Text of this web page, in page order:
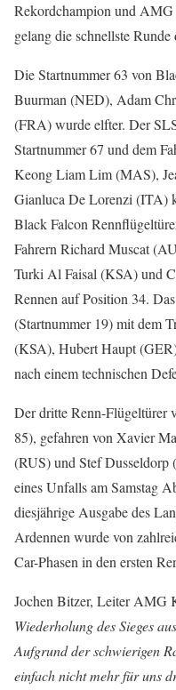
Rekordchampion und
gelang die schnellste Runde
Die Startnummer 63 von
Buurman (NED), Adam
(FRA) wurde elfter. Der
Startnummer 67 und dem
Keong Liam Lim (MAS),
Gianluca De Lorenzi (ITA)
Black Falcon
Fahrern Richard Muscat
Turki Al Faisal (KSA) und
Rennen auf Position 34.
(Startnummer 19) mit dem
(KSA), Hubert Haupt
nach einem technischen
Der dritte Renn-Flügeltürer
85), gefahren von Xavier
(RUS) und Stef Dusseldorp
eines Unfalls am Samstag
diesjährige Ausgabe des
Ardennen wurde von
Car-Phasen in den ersten
Jochen Bitzer, Leiter AMG
Wiederholung des Sieges
Aufgrund der schwierigen
einfach nicht mehr für uns